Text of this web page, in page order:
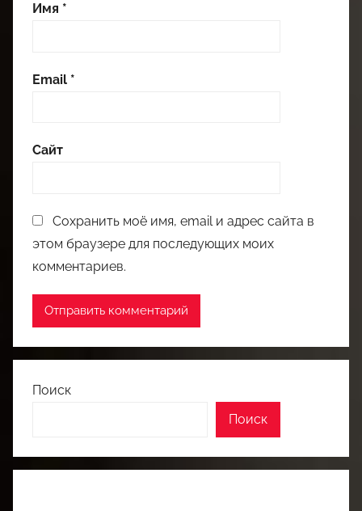
Имя *
Email *
Сайт
Сохранить моё имя, email и адрес сайта в
этом браузере для последующих моих
комментариев.
Поиск
Поиск